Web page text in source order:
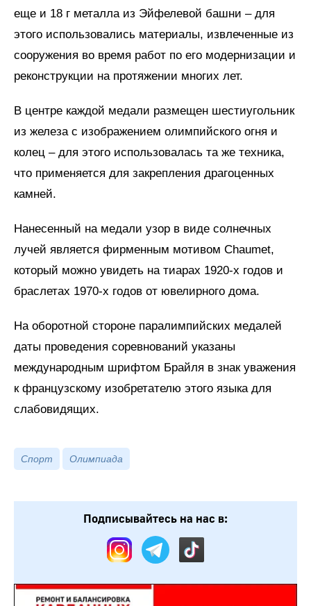
еще и 18 г металла из Эйфелевой башни – для
этого использовались материалы, извлеченные из
сооружения во время работ по его модернизации и
реконструкции на протяжении многих лет.
В центре каждой медали размещен шестиугольник
из железа с изображением олимпийского огня и
колец – для этого использовалась та же техника,
что применяется для закрепления драгоценных
камней.
Нанесенный на медали узор в виде солнечных
лучей является фирменным мотивом Chaumet,
который можно увидеть на тиарах 1920-х годов и
браслетах 1970-х годов от ювелирного дома.
На оборотной стороне паралимпийских медалей
даты проведения соревнований указаны
международным шрифтом Брайля в знак уважения
к французскому изобретателю этого языка для
слабовидящих.
Спорт Олимпиада
Подписывайтесь на нас в: